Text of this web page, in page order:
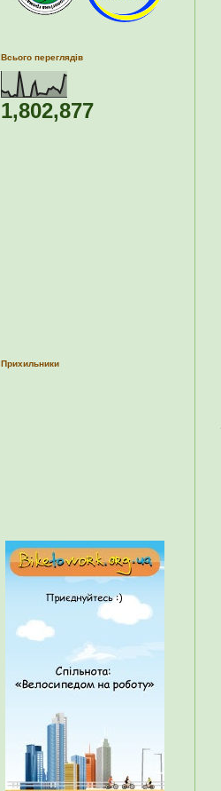
Всього переглядів
1,802,877
Прихильники